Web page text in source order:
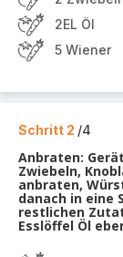
2EL Öl
5 Wiener
Schritt 2 /4
Anbraten:
Zwiebeln,
anbraten,
danach in eine
restlichen
Esslöffel Öl